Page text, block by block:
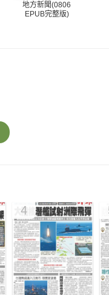
地方新聞(0806
EPUB完整版)
4